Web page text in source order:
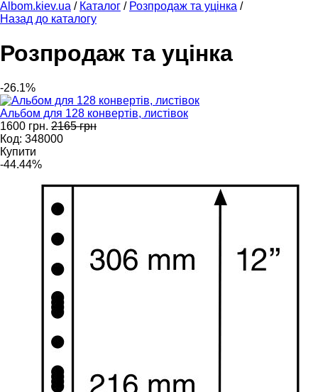
Albom.kiev.ua / Каталог / Розпродаж та уцінка /
Назад до каталогу
Розпродаж та уцінка
-26.1%
Альбом для 128 конвертів, листівок
1600 грн. 2165 грн
Код: 348000
Купити
-44.44%